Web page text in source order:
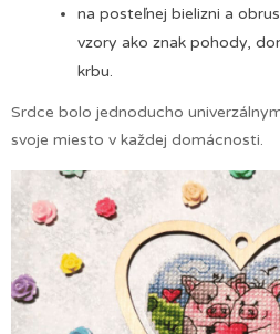
na posteľnej bielizni a
vzory ako znak pohody,
krbu.
Srdce bolo jednoducho
svoje miesto v každej domácnosti.